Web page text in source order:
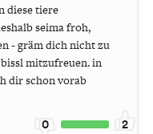
diese tiere
seima froh,
- gräm dich nicht zu
mitzufreuen. in
dir schon vorab
0 2